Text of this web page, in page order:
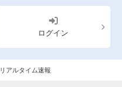
シャワー室完備
有資格者在籍
女性スタッフのみ
ログイン
リアルタイム速報